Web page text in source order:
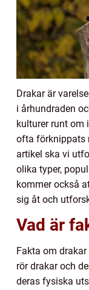
Drakar är
i århundraden
kulturer runt om
ofta förknippats
artikel ska vi
olika typer,
kommer också
sig åt och
Vad är
Fakta om
rör drakar och
deras fysiska